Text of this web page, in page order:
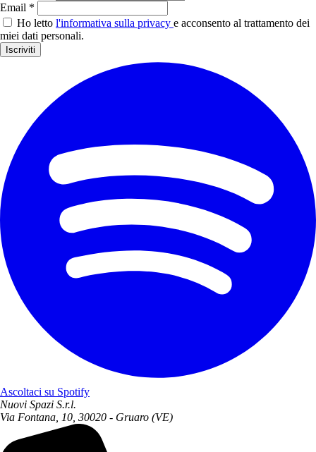
Email *
Ho letto l'informativa sulla privacy e acconsento al trattamento dei
miei dati personali.
Iscriviti
Ascoltaci su Spotify
Nuovi Spazi S.r.l.
Via Fontana, 10, 30020 - Gruaro (VE)